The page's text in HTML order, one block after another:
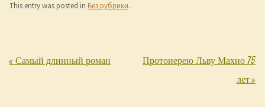
This entry was posted in Без рубрики.
Post navigation
«Самый длинный роман
Протоиерею Льву Махно 75
лет»